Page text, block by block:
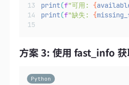
print(f"可用: {
print(f"缺失: {
方案 3: 使用 fast_info
Python